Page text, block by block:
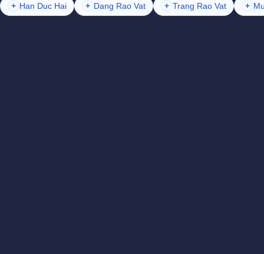
+ Han Duc Hai + Dang Rao Vat + Trang Rao Vat +